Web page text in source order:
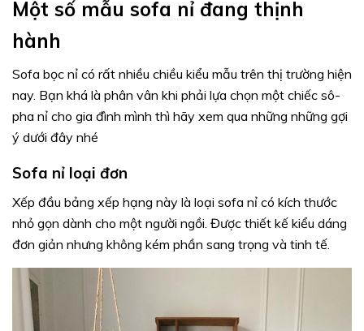
Một số mẫu sofa nỉ đang thịnh
hành
Sofa bọc nỉ có rất nhiều chiều kiểu mẫu trên thị trường hiện
nay. Bạn khá là phân vân khi phải lựa chọn một chiếc sô-
pha nỉ cho gia đình mình thì hãy xem qua những những gợi
ý dưới đây nhé
Sofa nỉ loại đơn
Xếp đầu bảng xếp hạng này là loại sofa nỉ có kích thước
nhỏ gọn dành cho một người ngồi. Được thiết kế kiểu dáng
đơn giản nhưng không kém phần sang trọng và tinh tế.